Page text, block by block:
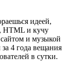
идеей,
HTML и кучу
и музыкой
4 года вещания
в сутки.